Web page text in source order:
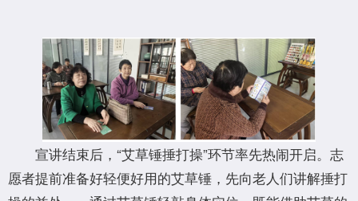
宣讲结束后，“艾草锤捶打操”环节率先热闹开启。志
愿者提前准备好轻便好用的艾草锤，先向老人们讲解捶打